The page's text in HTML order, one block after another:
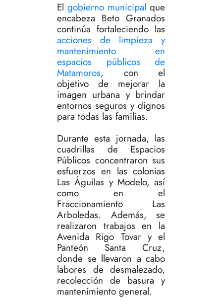
El gobierno municipal que
encabeza Beto Granados
continúa fortaleciendo las
acciones de limpieza y
mantenimiento en
espacios públicos de
Matamoros, con el
objetivo de mejorar la
imagen urbana y brindar
entornos seguros y dignos
para todas las familias.
Durante esta jornada, las
cuadrillas de Espacios
Públicos concentraron sus
esfuerzos en las colonias
Las Águilas y Modelo, así
como en el
Fraccionamiento Las
Arboledas. Además, se
realizaron trabajos en la
Avenida Rigo Tovar y el
Panteón Santa Cruz,
donde se llevaron a cabo
labores de desmalezado,
recolección de basura y
mantenimiento general.